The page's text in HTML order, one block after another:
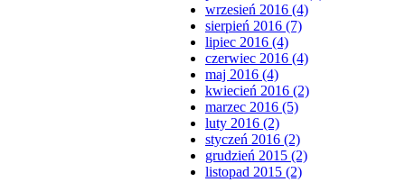
wrzesień 2016 (4)
sierpień 2016 (7)
lipiec 2016 (4)
czerwiec 2016 (4)
maj 2016 (4)
kwiecień 2016 (2)
marzec 2016 (5)
luty 2016 (2)
styczeń 2016 (2)
grudzień 2015 (2)
listopad 2015 (2)